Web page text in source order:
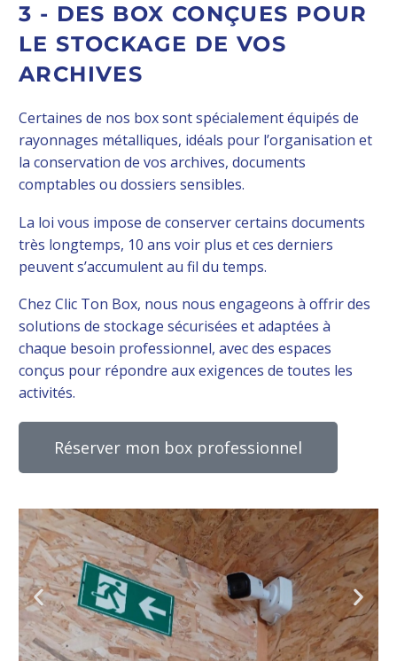
3 - DES BOX CONÇUES POUR
LE STOCKAGE DE VOS
ARCHIVES
Certaines de nos box sont spécialement équipés de
rayonnages métalliques, idéals pour l’organisation et
la conservation de vos archives, documents
comptables ou dossiers sensibles.
La loi vous impose de conserver certains documents
très longtemps, 10 ans voir plus et ces derniers
peuvent s’accumulent au fil du temps.
Chez Clic Ton Box, nous nous engageons à offrir des
solutions de stockage sécurisées et adaptées à
chaque besoin professionnel, avec des espaces
conçus pour répondre aux exigences de toutes les
activités.
Réserver mon box professionnel